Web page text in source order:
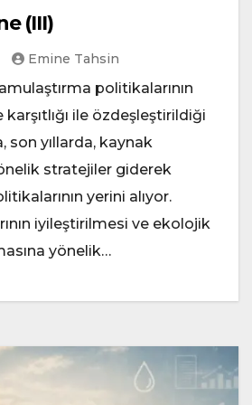
(III)
Emine Tahsin
politikalarının
ile özdeşleştirildiği
son yıllarda, kaynak
stratejiler giderek
yerini alıyor.
iyileştirilmesi ve ekolojik
yönelik…